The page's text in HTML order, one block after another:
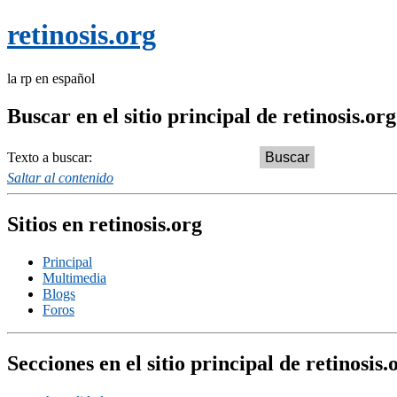
retinosis.org
la rp en español
Buscar en el sitio principal de retinosis.org
Texto a buscar:
Saltar al contenido
Sitios en retinosis.org
Principal
Multimedia
Blogs
Foros
Secciones en el sitio principal de